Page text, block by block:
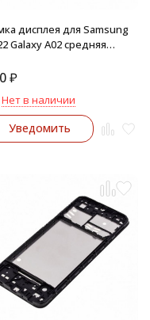
дисплея для Samsung
Galaxy A02 средняя
₽
Нет в наличии
Уведомить